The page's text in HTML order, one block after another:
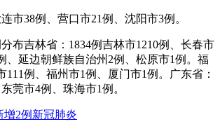
市38例、营口市21例、沈阳市3例。
布吉林省：1834例吉林市1210例、长春市
、延边朝鲜族自治州2例、松原市1例。福
111例、福州市1例、厦门市1例。广东省：
莞市4例、珠海市1例。
增2例新冠肺炎